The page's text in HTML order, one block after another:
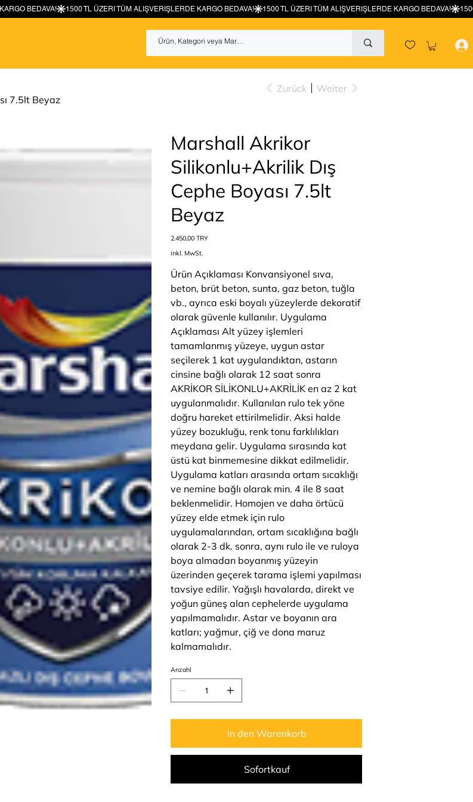
7.5lt Beyaz
Zurück Weiter
Marshall Akrikor
Silikonlu+Akrilik Dış
Cephe Boyası 7.5lt
Beyaz
Preis
2.450,00 TRY
inkl. MwSt.
Ürün Açıklaması Konvansiyonel sıva,
beton, brüt beton, sunta, gaz beton, tuğla
vb., ayrıca eski boyalı yüzeylerde dekoratif
olarak güvenle kullanılır. Uygulama
Açıklaması Alt yüzey işlemleri
tamamlanmış yüzeye, uygun astar
seçilerek 1 kat uygulandıktan, astarın
cinsine bağlı olarak 12 saat sonra
AKRİKOR SİLİKONLU+AKRİLİK en az 2 kat
uygulanmalıdır. Kullanılan rulo tek yöne
doğru hareket ettirilmelidir. Aksi halde
yüzey bozukluğu, renk tonu farklılıkları
meydana gelir. Uygulama sırasında kat
üstü kat binmemesine dikkat edilmelidir.
Uygulama katları arasında ortam sıcaklığı
ve nemine bağlı olarak min. 4 ile 8 saat
beklenmelidir. Homojen ve daha örtücü
yüzey elde etmek için rulo
uygulamalarından, ortam sıcaklığına bağlı
olarak 2-3 dk. sonra, aynı rulo ile ve ruloya
boya almadan boyanmış yüzeyin
üzerinden geçerek tarama işlemi yapılması
tavsiye edilir. Yağışlı havalarda, direkt ve
yoğun güneş alan cephelerde uygulama
yapılmamalıdır. Astar ve boyanın ara
katları; yağmur, çiğ ve dona maruz
kalmamalıdır.
Anzahl
In den Warenkorb
Sofortkauf